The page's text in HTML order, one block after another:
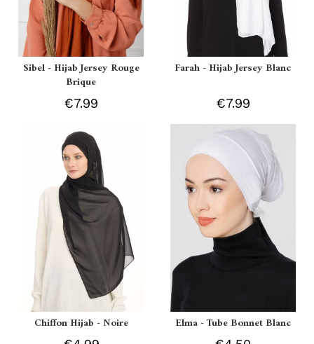
Sibel - Hijab Jersey Rouge
Brique
€7.99
Farah - Hijab Jersey Blanc
€7.99
Chiffon Hijab - Noire Elma - Tube Bonnet Blanc